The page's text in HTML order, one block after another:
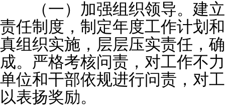
（一）加强组织领导。建立
责任制度，制定年度工作计划
真组织实施，层层压实责任，
成。严格考核问责，对工作不
单位和干部依规进行问责，对
以表扬奖励。